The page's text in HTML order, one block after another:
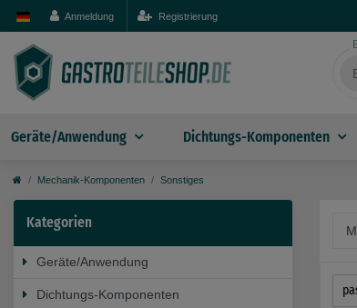
Anmeldung Registrierung
Geräte/Anwendung Dichtungs-Komponenten
Mechanik-Komponenten Sonstiges
Kategorien
Geräte/Anwendung
Dichtungs-Komponenten